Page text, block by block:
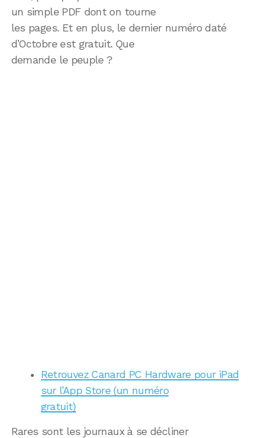
un simple PDF dont on tourne
les pages. Et en plus, le dernier numéro daté
d’Octobre est gratuit. Que
demande le peuple ?
Retrouvez Canard PC Hardware pour iPad
sur l’App Store (un numéro
gratuit)
Rares sont les journaux à se décliner